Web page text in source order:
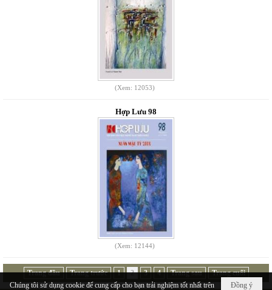
(Xem: 12053)
Hợp Lưu 98
(Xem: 12144)
Trang đầu Trang trước 1 2 3 4 Trang sau
Trang cuối
Đồng ý
Chúng tôi sử dụng cookie để cung cấp cho bạn trải nghiệm tốt nhất trên